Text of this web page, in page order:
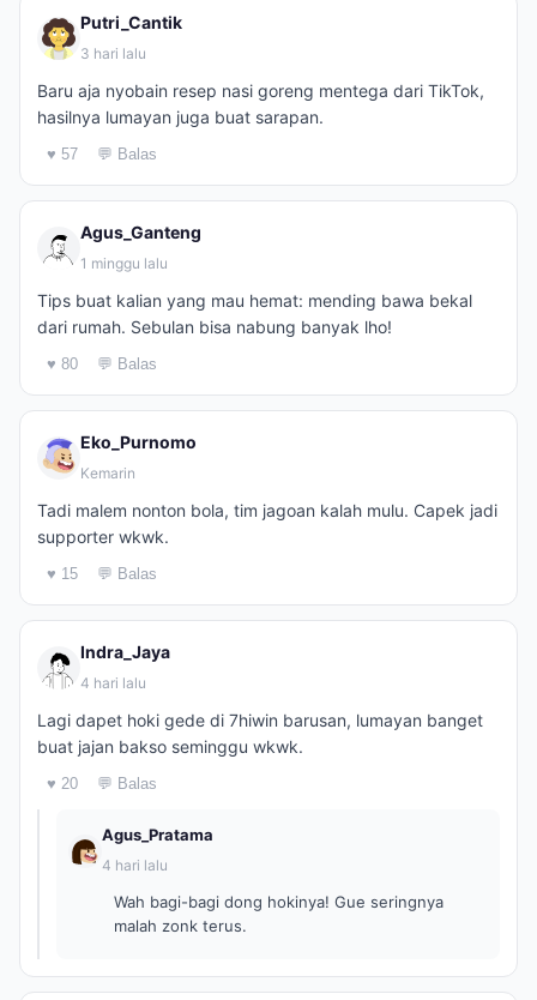
Putri_Cantik
3 hari lalu
Baru aja nyobain resep nasi goreng mentega dari TikTok,
hasilnya lumayan juga buat sarapan.
♥ 57 💬 Balas
Agus_Ganteng
1 minggu lalu
Tips buat kalian yang mau hemat: mending bawa bekal
dari rumah. Sebulan bisa nabung banyak lho!
♥ 80 💬 Balas
Eko_Purnomo
Kemarin
Tadi malem nonton bola, tim jagoan kalah mulu. Capek jadi
supporter wkwk.
♥ 15 💬 Balas
Indra_Jaya
4 hari lalu
Lagi dapet hoki gede di 7hiwin barusan, lumayan banget
buat jajan bakso seminggu wkwk.
♥ 20 💬 Balas
Agus_Pratama
4 hari lalu
Wah bagi-bagi dong hokinya! Gue seringnya
malah zonk terus.